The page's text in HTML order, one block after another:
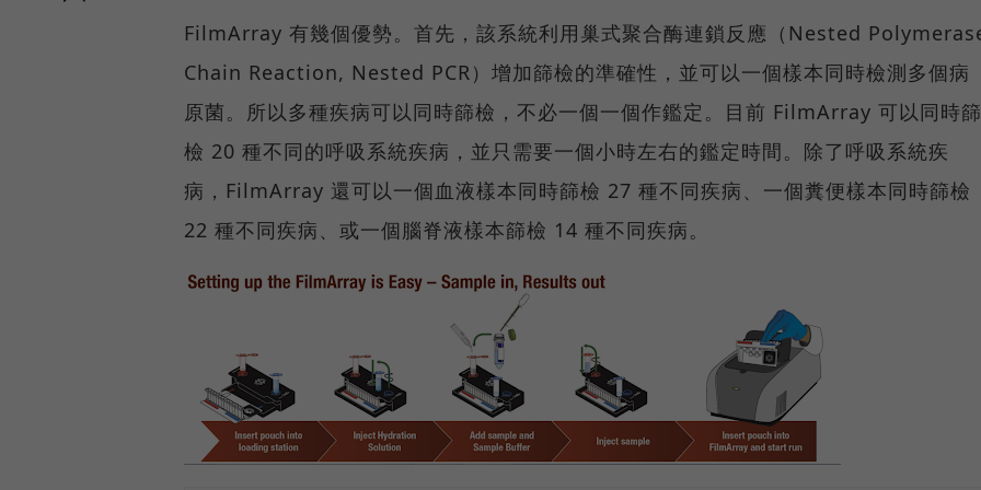
FilmArray 有幾個優勢。首先，該系統利用巢式聚合酶連鎖反應（Nested
Chain Reaction, Nested PCR）增加篩檢的準確性，並可以一個樣本同時檢測多個病
原菌。所以多種疾病可以同時篩檢，不必一個一個作鑑定。目前 FilmArray 可以同時篩
檢 20 種不同的呼吸系統疾病，並只需要一個小時左右的鑑定時間。除了呼吸系統疾
病，FilmArray 還可以一個血液樣本同時篩檢 27 種不同疾病、一個糞便樣本同時篩檢
22 種不同疾病、或一個腦脊液樣本篩檢 14 種不同疾病。